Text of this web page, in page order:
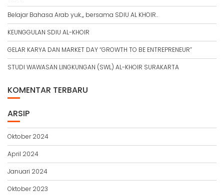
Belajar Bahasa Arab yuk.,, bersama SDIU AL KHOIR..
KEUNGGULAN SDIU AL-KHOIR
GELAR KARYA DAN MARKET DAY “GROWTH TO BE ENTREPRENEUR”
STUDI WAWASAN LINGKUNGAN (SWL) AL-KHOIR SURAKARTA
KOMENTAR TERBARU
ARSIP
Oktober 2024
April 2024
Januari 2024
Oktober 2023